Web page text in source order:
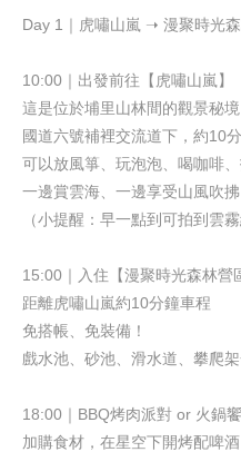
Day 1 ｜虎嘯山嵐 ➝ 漫聚時光
10:00 ｜出發前往【虎嘯山嵐】
這是位於埔里山林間的觀景秘境
國道六號補裡交流道下，約10
可以放風箏、玩泡泡、喝咖啡
一邊賞雲海、一邊享受山風吹拂
（小提醒：早一點到可拍到雲
15:00 ｜入住【漫聚時光森林營
距離虎嘯山嵐約10分鐘車程
免搭帳、免裝備！
戲水池、砂池、滑水道、攀爬
18:00 ｜ BBQ烤肉派對 or 火鍋
加購食材，在星空下開烤配啤酒